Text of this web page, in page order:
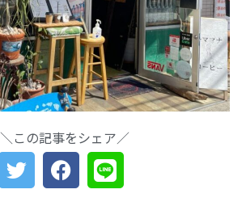
最近の投稿
船橋・前原に一時預かり保育施設
「prayers（プレイヤーズ）」オープ
ン♪ママ・パパの心にゆとりを届ける
新スポット
ららぽーとTOKYO-BAY 北館リニュー
アル ますます子連れにやさしい場所
に
＼この記事をシェア／